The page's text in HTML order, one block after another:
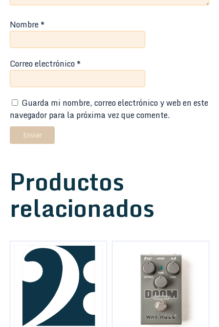
Nombre*
Correo electrónico*
Guarda mi nombre, correo electrónico y web en este
navegador para la próxima vez que comente.
Productos
relacionados